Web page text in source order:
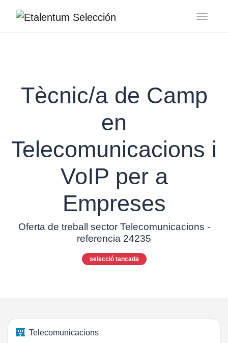
Tècnic/a de Camp
en
Telecomunicacions i
VoIP per a
Empreses
Oferta de treball sector Telecomunicacions -
referencia 24235
selecció tancada
Telecomunicacions